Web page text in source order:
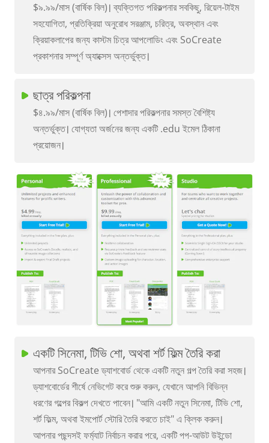
$৯.৯৯/মাস (বার্ষিক বিল)। ব্যক্তিগত পরিকল্পনার সবকিছু, রিয়েল-টাইম
সহযোগিতা, প্রতিক্রিয়া অনুরোধ সরঞ্জাম, চরিত্র, অবস্থান এবং
ক্রিয়াকলাপের জন্য কাস্টম চিত্র আপলোডিং এবং SoCreate
প্রকাশনার সম্পূর্ণ অ্যাক্সেস অন্তর্ভুক্ত।
ছাত্র পরিকল্পনা
$৪.৯৯/মাস (বার্ষিক বিল)। পেশাদার পরিকল্পনার সমস্ত বৈশিষ্ট্য
অন্তর্ভুক্ত। যোগ্যতা অর্জনের জন্য একটি .edu ইমেল ঠিকানা
প্রয়োজন।
একটি সিনেমা, টিভি শো, অথবা শর্ট ফিল্ম তৈরি করা
আপনার SoCreate ড্যাশবোর্ড থেকে একটি নতুন গল্প তৈরি করা সহজ।
ড্যাশবোর্ডের শীর্ষে নেভিগেট করে শুরু করুন, যেখানে আপনি বিভিন্ন
ধরণের গল্পের বিকল্প দেখতে পাবেন। "আমি একটি নতুন সিনেমা, টিভি শো,
শর্ট ফিল্ম, অথবা ইমপোর্ট স্টোরি তৈরি করতে চাই" এ ক্লিক করুন।
আপনার পছন্দসই ফর্ম্যাট নির্বাচন করার পরে, একটি পপ-আউট উইন্ডো